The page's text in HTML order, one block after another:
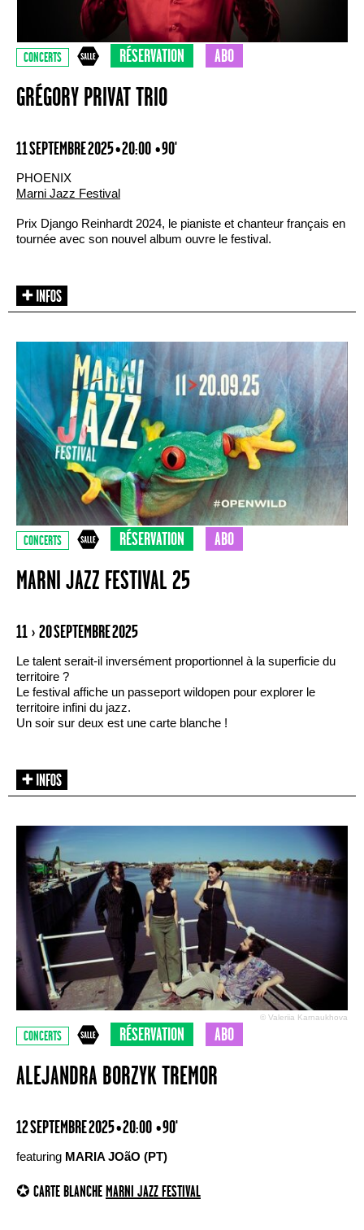
CONCERTS RÉSERVATION ABO
GRÉGORY PRIVAT TRIO
11 SEPTEMBRE 2025 • 20:00 • 90'
PHOENIX
Marni Jazz Festival
Prix Django Reinhardt 2024, le pianiste et chanteur français en
tournée avec son nouvel album ouvre le festival.
CONCERTS RÉSERVATION ABO
MARNI JAZZ FESTIVAL 25
11 › 20 SEPTEMBRE 2025
Le talent serait-il inversément proportionnel à la superficie du
territoire ?
Le festival affiche un passeport wildopen pour explorer le
territoire infini du jazz.
Un soir sur deux est une carte blanche !
© Valeriia Karnaukhova
CONCERTS RÉSERVATION ABO
ALEJANDRA BORZYK TREMOR
12 SEPTEMBRE 2025 • 20:00 • 90'
featuring MARIA JOãO (PT)
✪ CARTE BLANCHE MARNI JAZZ FESTIVAL